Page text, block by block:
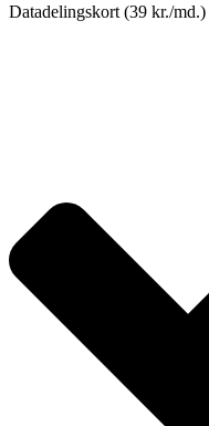
Datadelingskort (39 kr./md.)